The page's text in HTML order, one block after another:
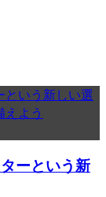
ーという新